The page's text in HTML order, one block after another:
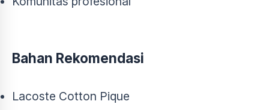
Bahan Rekomendasi
Lacoste Cotton Pique